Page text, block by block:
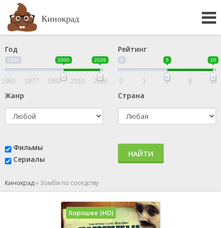
Кинокрад
Год
1960 2000 2026
1960 1977 1993 2010 2026
Рейтинг
0 5 10
0 3 5 8 10
Жанр Страна
Фильмы
Сериалы
НАЙТИ
Кинокрад» Зомби по соседству
Хорошее (HD)